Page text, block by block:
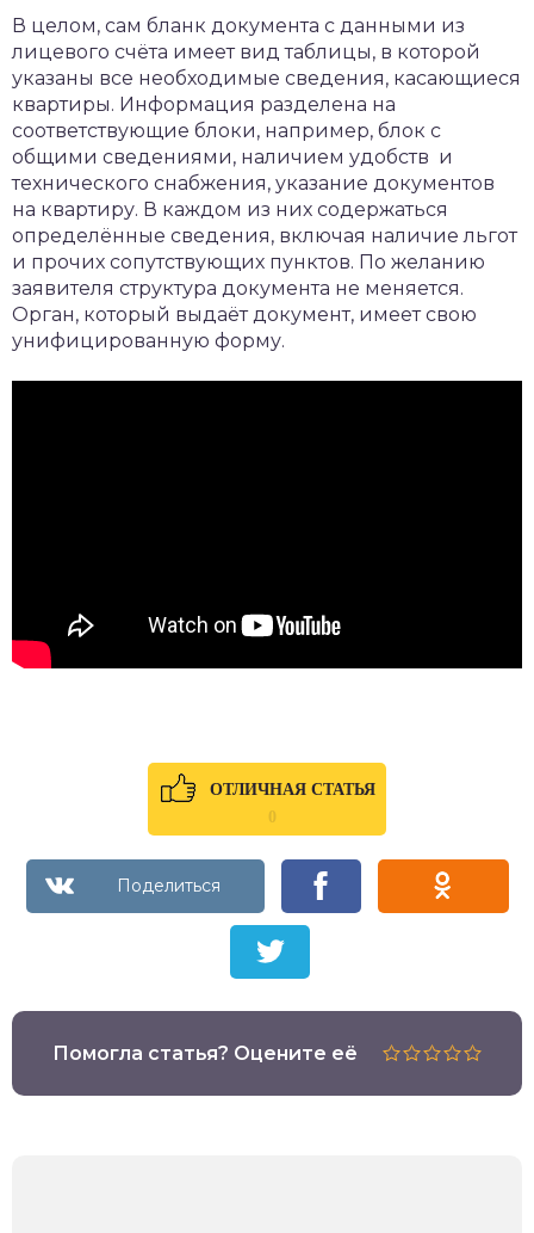
В целом, сам бланк документа с данными из
лицевого счёта имеет вид таблицы, в которой
указаны все необходимые сведения, касающиеся
квартиры. Информация разделена на
соответствующие блоки, например, блок с
общими сведениями, наличием удобств и
технического снабжения, указание документов
на квартиру. В каждом из них содержаться
определённые сведения, включая наличие льгот
и прочих сопутствующих пунктов. По желанию
заявителя структура документа не меняется.
Орган, который выдаёт документ, имеет свою
унифицированную форму.
ОТЛИЧНАЯ СТАТЬЯ
0
Помогла статья? Оцените её